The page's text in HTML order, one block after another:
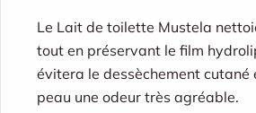
Le Lait de toilette Mustela
tout en préservant le film
évitera le dessèchement cutané
peau une odeur très agréable.